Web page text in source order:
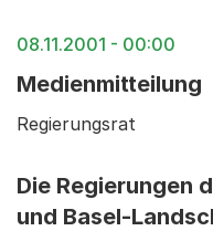
08.11.2001 - 00:00
Medienmitteilung
Regierungsrat
Die Regierungen
und Basel-